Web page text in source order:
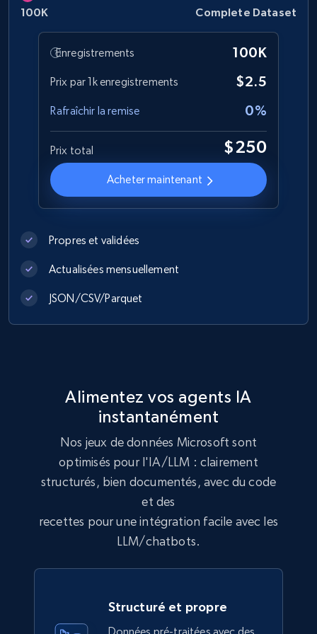
Best Buy products
URL, Product id, Title, Images, Final price,
Currency, Discount, Initial price, and more.
eCommerce
1.1K+ 149+ Buy Now
Lazada - Products
price, Currency, Stock, and more.
eCommerce
URL, Domain, Marketplace pn, Sku, Other pn,
Model number, Gtin ean pn, Product name, and
more.
eCommerce
991+ 162+ Buy Now
Description, In stock, Color, Size, Reviews
count, Main image, Category url, Category, and
100K Complete Dataset
Enregistrements 100K
Prix par 1k enregistrements $2.5
Rafraîchir la remise 0%
Prix total $250
Acheter maintenant
Propres et validées
Actualisées mensuellement
JSON/CSV/Parquet
Alimentez vos agents IA
instantanément
Nos jeux de données Microsoft sont
optimisés pour l'IA/LLM : clairement
structurés, bien documentés, avec du code
et des
recettes pour une intégration facile avec les
LLM/chatbots.
Structuré et propre